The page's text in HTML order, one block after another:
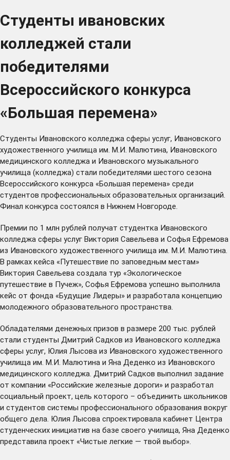
Студенты ивановских
колледжей стали
победителями
Всероссийского конкурса
«Большая перемена»
Студенты Ивановского колледжа сферы услуг, Ивановского
художественного училища им. М.И. Малютина, Ивановского
медицинского колледжа и Ивановского музыкального
училища (колледжа) стали победителями шестого сезона
Всероссийского конкурса «Большая перемена» среди
студентов профессиональных образовательных организаций.
Финал конкурса состоялся в Нижнем Новгороде.
Премии по 1 млн рублей получат студентка Ивановского
колледжа сферы услуг Виктория Савельева и Софья Ефремова
из Ивановского художественного училища им. М.И. Малютина.
В рамках кейса «Путешествие по заповедным местам»
Виктория Савельева создала тур «Экологическое
путешествие в Пучеж», Софья Ефремова успешно выполнила
кейс от фонда «Будущие Лидеры» и разработала концепцию
молодежного образовательного пространства.
Обладателями денежных призов в размере 200 тыс. рублей
стали студенты Дмитрий Садков из Ивановского колледжа
сферы услуг, Юлия Лысова из Ивановского художественного
училища им. М.И. Малютина и Яна Деденко из Ивановского
медицинского колледжа. Дмитрий Садков выполнил задание
от компании «Российские железные дороги» и разработал
социальный проект, цель которого – объединить школьников
и студентов системы профессионального образования вокруг
общего дела. Юлия Лысова спроектировала кабинет Центра
студенческих инициатив на базе своего училища, Яна Деденко
представила проект «Чистые легкие — твой выбор».